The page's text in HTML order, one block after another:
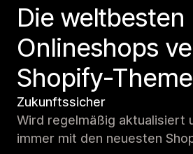
Die weltbesten
Onlineshops
Shopify-
Zukunftssicher
Wird regelmäßig aktualisiert
immer mit den neuesten